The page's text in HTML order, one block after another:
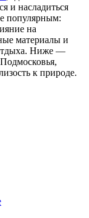
и насладиться
популярным:
на
материалы и
Ниже —
к природе.